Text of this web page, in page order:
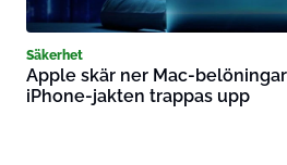
Säkerhet
Apple skär ner Mac-
iPhone-jakten trappas upp